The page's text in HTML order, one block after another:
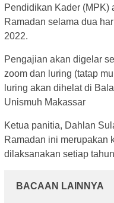
Pendidikan Kader (MPK)
Ramadan selama dua
2022.
Pengajian akan digelar
zoom dan luring (tatap
luring akan dihelat di
Unismuh Makassar
Ketua panitia, Dahlan
Ramadan ini merupakan
dilaksanakan setiap
BACAAN LAINNYA